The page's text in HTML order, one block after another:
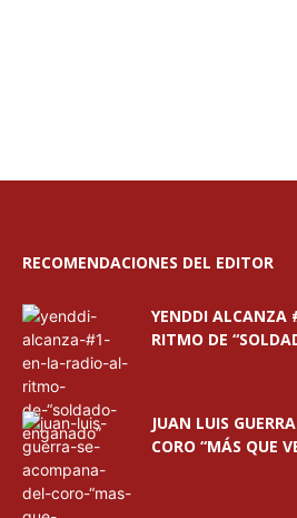
RECOMENDACIONES DEL EDITOR
YENDDI ALCANZA
RITMO DE
JUAN LUIS
CORO “MÁS QUE